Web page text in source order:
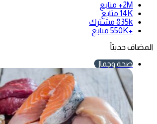
2M+
متابع
14K متابع
835k مشترك
+550K
متابع
المضاف حديثاً
صحة وجمال